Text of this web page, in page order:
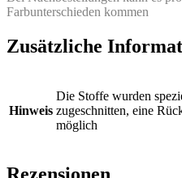
Farbunterschieden kommen
Zusätzliche
Hinweis
Die Stoffe wurden
zugeschnitten, eine
möglich